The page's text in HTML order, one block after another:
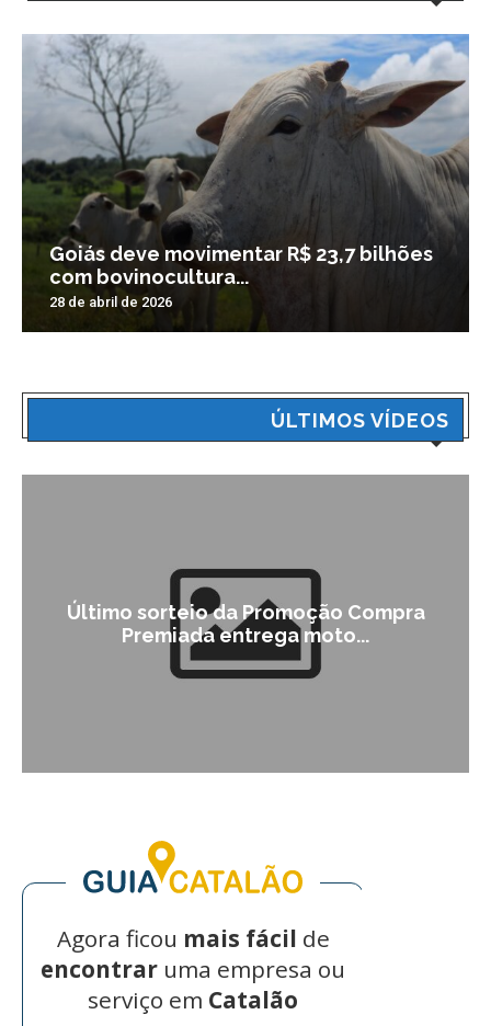
Goiás deve movimentar R$ 23,7 bilhões
com bovinocultura...
28 de abril de 2026
ÚLTIMOS VÍDEOS
Último sorteio da Promoção Compra
Premiada entrega moto...